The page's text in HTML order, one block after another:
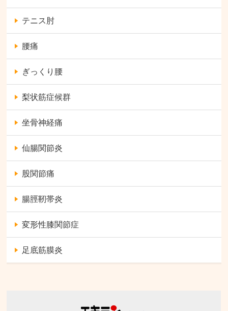
テニス肘
腰痛
ぎっくり腰
梨状筋症候群
坐骨神経痛
仙腸関節炎
股関節痛
腸脛靭帯炎
変形性膝関節症
足底筋膜炎